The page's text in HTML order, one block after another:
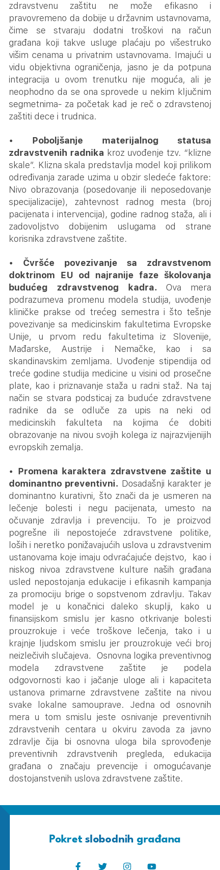
zdravstvenu zaštitu ne može efikasno i
pravovremeno da dobije u državnim ustavnovama,
čime se stvaraju dodatni troškovi na račun
građana koji takve usluge plaćaju po višestruko
višim cenama u privatnim ustavnovama. Imajući u
vidu objektivna ograničenja, jasno je da potpuna
integracija u ovom trenutku nije moguća, ali je
neophodno da se ona sprovede u nekim ključnim
segmetnima- za početak kad je reč o zdravstenoj
zaštiti dece i trudnica.
• Poboljšanje materijalnog statusa
zdravstvenih radnika kroz uvođenje tzv. “klizne
skale”. Klizna skala predstavlja model koji prilikom
određivanja zarade uzima u obzir sledeće faktore:
Nivo obrazovanja (posedovanje ili neposedovanje
specijalizacije), zahtevnost radnog mesta (broj
pacijenata i intervencija), godine radnog staža, ali i
zadovoljstvo dobijenim uslugama od strane
korisnika zdravstvene zaštite.
• Čvršće povezivanje sa zdravstvenom
doktrinom EU od najranije faze školovanja
budućeg zdravstvenog kadra. Ova mera
podrazumeva promenu modela studija, uvođenje
kliničke prakse od trećeg semestra i što tešnje
povezivanje sa medicinskim fakultetima Evropske
Unije, u prvom redu fakultetima iz Slovenije,
Mađarske, Austrije i Nemačke, kao i sa
skandinavskim zemljama. Uvođenje stipendija od
treće godine studija medicine u visini od prosečne
plate, kao i priznavanje staža u radni staž. Na taj
način se stvara podsticaj za buduće zdravstvene
radnike da se odluče za upis na neki od
medicinskih fakulteta na kojima će dobiti
obrazovanje na nivou svojih kolega iz najrazvijenijih
evropskih zemalja.
•
Promena karaktera zdravstvene zaštite u
dominantno preventivni. Dosadašnji karakter je
dominantno kurativni, što znači da je usmeren na
lečenje bolesti i negu pacijenata, umesto na
očuvanje zdravlja i prevenciju. To je proizvod
pogrešne ili nepostojeće zdravstvene politike,
loših i neretko ponižavajućih uslova u zdravstvenim
ustanovama koje imaju odvraćajuće dejstvo, kao i
niskog nivoa zdravstvene kulture naših građana
usled nepostojanja edukacije i efikasnih kampanja
za promociju brige o sopstvenom zdravlju. Takav
model je u konačnici daleko skuplji, kako u
finansijskom smislu jer kasno otkrivanje bolesti
prouzrokuje i veće troškove lečenja, tako i u
krajnje ljudskom smislu jer prouzrokuje veći broj
neizlečivih slučajeva. Osnovna logika preventivnog
modela zdravstvene zaštite je podela
odgovornosti kao i jačanje uloge ali i kapaciteta
ustanova primarne zdravstvene zaštite na nivou
svake lokalne samouprave. Jedna od osnovnih
mera u tom smislu jeste osnivanje preventivnih
zdravstvenih centara u okviru zavoda za javno
zdravlje čija bi osnovna uloga bila sprovođenje
preventivnih zdravstvenih pregleda, edukacija
građana o značaju prevencije i omogućavanje
dostojanstvenih uslova zdravstvene zaštite.
Pokretslobodnih građana